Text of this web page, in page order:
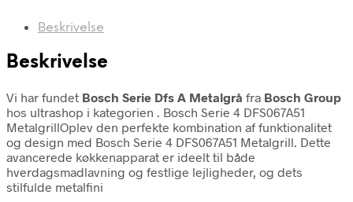
Beskrivelse
Beskrivelse
Vi har fundet Bosch Serie Dfs A Metalgrå fra Bosch Group
hos ultrashop i kategorien . Bosch Serie 4 DFS067A51
MetalgrillOplev den perfekte kombination af funktionalitet
og design med Bosch Serie 4 DFS067A51 Metalgrill. Dette
avancerede køkkenapparat er ideelt til både
hverdagsmadlavning og festlige lejligheder, og dets
stilfulde metalfini